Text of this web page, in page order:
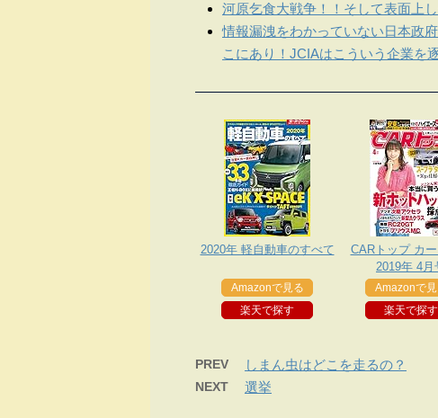
河原乞食大戦争！！そして表面上
情報漏洩をわかっていない日本政
こにあり！JCIAはこういう企業を
2020年 軽自動車のすべて
Amazonで見る
楽天で探す
CARトップ カ
2019年 4月
Amazonで
楽天で探す
PREV しまん虫はどこを走るの？
NEXT 選挙